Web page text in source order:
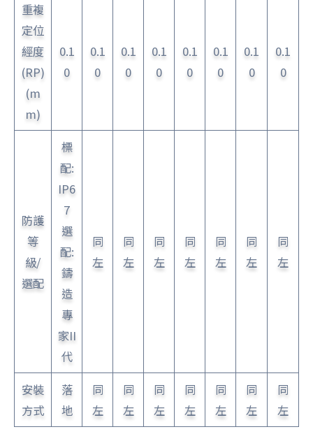
重複
定位
經度
(RP)
(m
m)
0.1
0
0.1
0
0.1
0
0.1
0
0.1
0
0.1
0
0.1
0
0.1
0
防護
等
級/
選配
標
配:
IP6
7
選
配:
鑄
造
專
家II
代
同
左
同
左
同
左
同
左
同
左
同
左
同
左
安裝
方式
落
地
同
左
同
左
同
左
同
左
同
左
同
左
同
左